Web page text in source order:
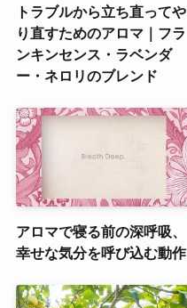
トラブルから立ち直ってや
り直すためのアロマ｜フラ
ンキンセンス・ラベンダ
ー・ネロリのブレンド
アロマで寝る前の深呼吸、
幸せな気分を呼び込む動作